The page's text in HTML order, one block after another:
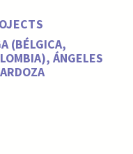
(BÉLGICA,
ÁNGELES